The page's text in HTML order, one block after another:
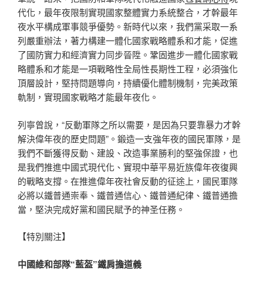
代化，最年夜限制實現國家整體實力系統整合，才幹最年
夜水平構成軍事競爭優勢。新時代以來，我們黨采取一系
列嚴重辦法，著力構建一體化國家戰略體系和才能，促進
了國防實力和經濟實力同步晉陞。鞏固進步一體化國家戰
略體系和才能是一項戰略性全局性長期性工程，必須強化
頂層設計，堅持問題導向，持續優化體制機制，完美政策
軌制，實現國家戰略才能最年夜化。
列寧曾說，“反動軍隊之所以需要，是因為只要靠暴力才幹
解決偉年夜的歷史問題”。鍛造一支強年夜的國民軍隊，是
我們不斷獲得反動、建設、改造事業勝利的堅強保證，也
是我們推進中國式現代化、實現中華平易近族偉年夜復興
的戰略支撐。在推進偉年夜社會反動的征途上，國民軍隊
必將以鐵普通崇奉、鐵普通信心、鐵普通紀律、鐵普通擔
當，堅決完成好黨和國民賦予的神圣任務。
【特別關注】
中國維和部隊“藍盔”鐵肩擔道義